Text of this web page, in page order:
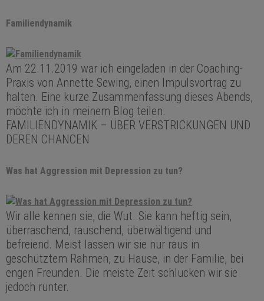
Familiendynamik
Am 22.11.2019 war ich eingeladen in der Coaching-
Praxis von Annette Sewing, einen Impulsvortrag zu
halten. Eine kurze Zusammenfassung dieses Abends,
möchte ich in meinem Blog teilen.
FAMILIENDYNAMIK – ÜBER VERSTRICKUNGEN UND
DEREN CHANCEN
Was hat Aggression mit Depression zu tun?
Wir alle kennen sie, die Wut. Sie kann heftig sein,
überraschend, rauschend, überwältigend und
befreiend. Meist lassen wir sie nur raus in
geschütztem Rahmen, zu Hause, in der Familie, bei
engen Freunden. Die meiste Zeit schlucken wir sie
jedoch runter.